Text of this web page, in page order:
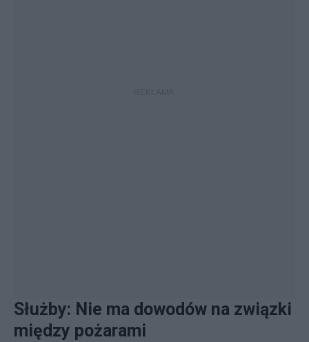
Służby: Nie ma dowodów na związki
między pożarami